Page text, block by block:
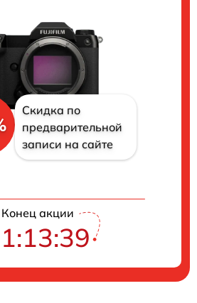
Скидка по
предварительной
записи на сайте
Конец акции